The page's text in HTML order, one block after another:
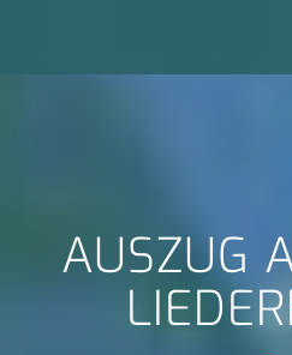
AUSZUG